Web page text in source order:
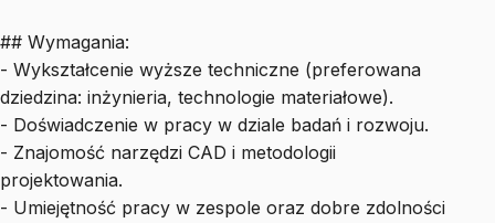
## Wymagania:
- Wykształcenie wyższe techniczne (preferowana
dziedzina: inżynieria, technologie materiałowe).
- Doświadczenie w pracy w dziale badań i rozwoju.
- Znajomość narzędzi CAD i metodologii
projektowania.
- Umiejętność pracy w zespole oraz dobre zdolności